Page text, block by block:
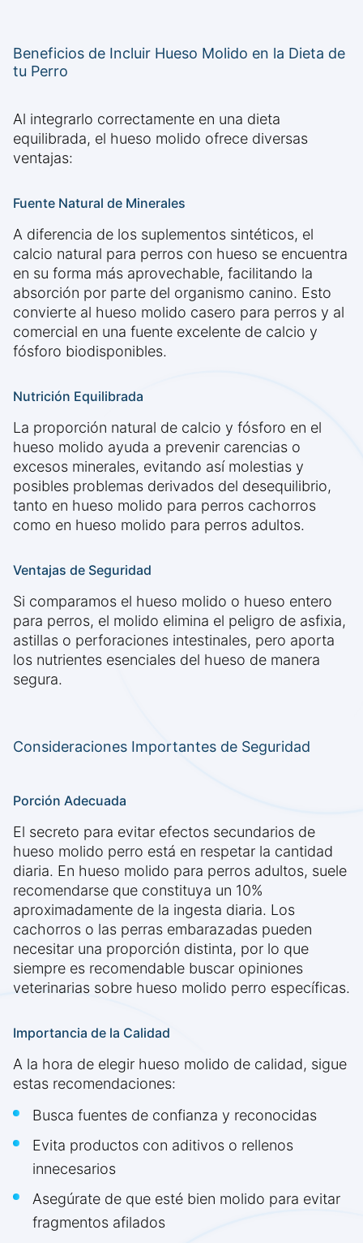
Beneficios de Incluir Hueso Molido en la Dieta de
tu Perro
Al integrarlo correctamente en una dieta
equilibrada, el hueso molido ofrece diversas
ventajas:
Fuente Natural de Minerales
A diferencia de los suplementos sintéticos, el
calcio natural para perros con hueso se encuentra
en su forma más aprovechable, facilitando la
absorción por parte del organismo canino. Esto
convierte al hueso molido casero para perros y al
comercial en una fuente excelente de calcio y
fósforo biodisponibles.
Nutrición Equilibrada
La proporción natural de calcio y fósforo en el
hueso molido ayuda a prevenir carencias o
excesos minerales, evitando así molestias y
posibles problemas derivados del desequilibrio,
tanto en hueso molido para perros cachorros
como en hueso molido para perros adultos.
Ventajas de Seguridad
Si comparamos el hueso molido o hueso entero
para perros, el molido elimina el peligro de asfixia,
astillas o perforaciones intestinales, pero aporta
los nutrientes esenciales del hueso de manera
segura.
Consideraciones Importantes de Seguridad
Porción Adecuada
El secreto para evitar efectos secundarios de
hueso molido perro está en respetar la cantidad
diaria. En hueso molido para perros adultos, suele
recomendarse que constituya un 10%
aproximadamente de la ingesta diaria. Los
cachorros o las perras embarazadas pueden
necesitar una proporción distinta, por lo que
siempre es recomendable buscar opiniones
veterinarias sobre hueso molido perro específicas.
Importancia de la Calidad
A la hora de elegir hueso molido de calidad, sigue
estas recomendaciones:
Busca fuentes de confianza y reconocidas
Evita productos con aditivos o rellenos
innecesarios
Asegúrate de que esté bien molido para evitar
fragmentos afilados